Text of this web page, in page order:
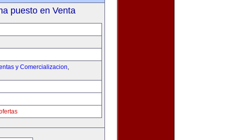
puesto en Venta
y Comercializacion,